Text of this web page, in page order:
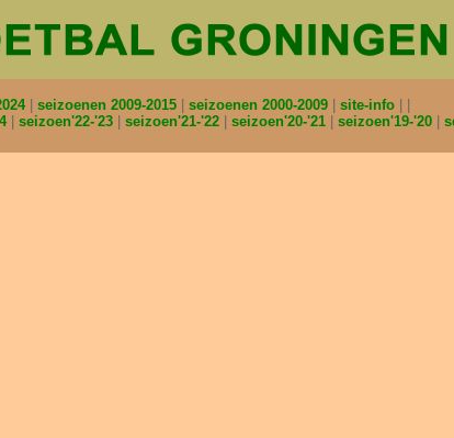
seizoenen 2009-2015 seizoenen 2000-2009
site-info
seizoen'22-'23 seizoen'21-'22 seizoen'20-'21 seizoen'19-'20